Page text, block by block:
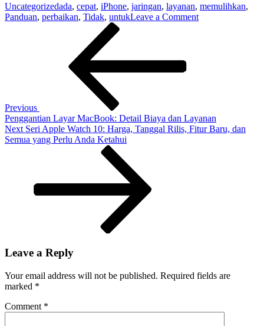
Uncategorizedada, cepat, iPhone, jaringan, layanan, memulihkan,
Panduan, perbaikan, Tidak, untukLeave a Commenton
memulihkan
jaringan
Previous
Penggantian Layar MacBook: Detail Biaya dan Layanan
Next
Post
Next Seri Apple Watch 10: Harga, Tanggal Rilis, Fitur Baru, dan
Semua yang Perlu Anda Ketahui
Leave a Reply
Your email address will not be published. Required fields are
marked *
Comment *